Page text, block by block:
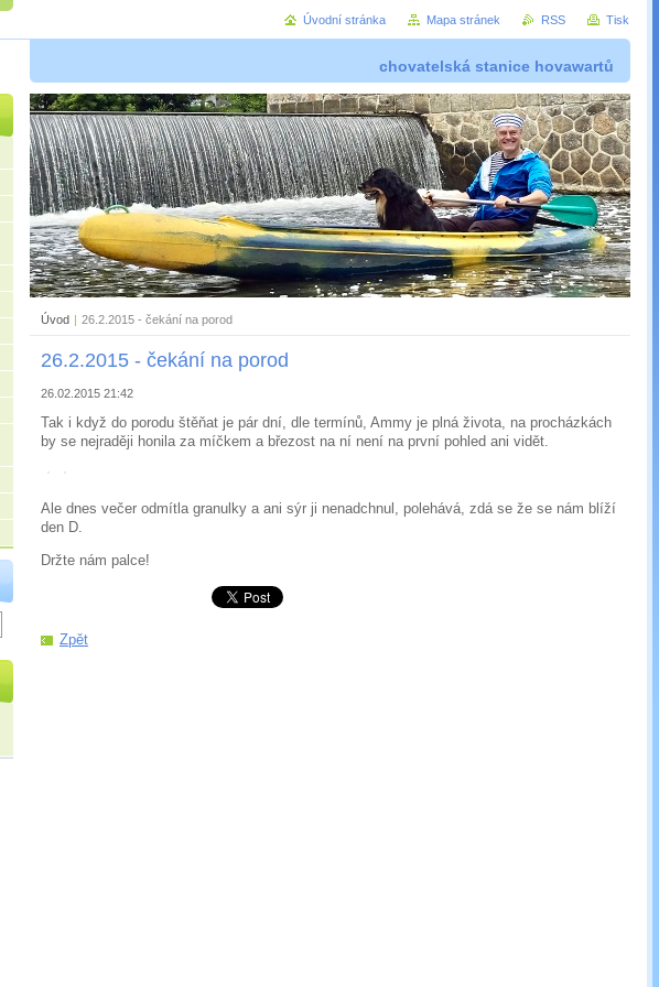
chovatelská stanice hovawartů
Úvod | 26.2.2015 - čekání na porod
26.2.2015 - čekání na porod
26.02.2015 21:42
Tak i když do porodu štěňat je pár dní, dle termínů, Ammy je plná života, na procházkách
by se nejraději honila za míčkem a březost na ní není na první pohled ani vidět.
Ale dnes večer odmítla granulky a ani sýr ji nenadchnul, polehává, zdá se že se nám blíží
den D.
Držte nám palce!
Zpět
Úvodní stránka Mapa stránek RSS Tisk